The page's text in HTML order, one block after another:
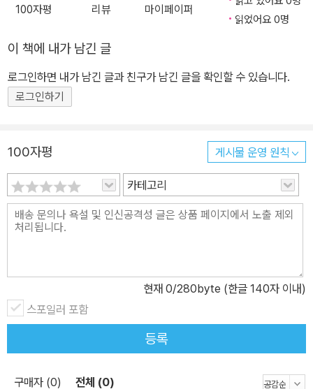
나요? 혹시 ‘아직 글을 잘 모르는 어린이가 읽는 책’이라고 생각하시
그런데 요즘은 성인 독자를 대상으로 하는 그림책도 많이 출간되고
있고, 그림책을 읽는 성인 독자의 수도 늘었습니다. 여러 사회적 역할
을 해내며 자신을 포장하고, 감정을 억누르고 살아가는 어른들에게
작가는 그림책을 권합니다. 이 책은 영유아 교재 연구원이자 한 아이
지닌 위로의 힘을 전하는 에세이입니다. 처음에는 어린이들을 위해
읽기 시작한 그림책인데, 지친 마음을 위로받고 살아가는 힘을 얻은
것은 작가 자신이었습니다. 세대를 아우르는 그림책의 매력에 푹 빠
진 저자는 다양한 공간에서 그림책 강연을 진행하며 그림책을 사랑하
는 어른들과 꾸준히 소통해 왔습니다. 그리고 이미 그림책에 관심이
다. 그러나 지금 내가 처한 상황을 이해하고, 나도 미처 알지 못했던
나의 마음을 들여다보는 데 도움을 주는 그림책들이 있습니다. 작가
는 그림책을 읽는 어른들이 더 많아지기를 바라며, 그리고 독자가 자
신에게 꼭 필요한 그림책을 찾을 수 있기를 바라며 이 책을 썼습니다.
를 따라 그림책의 세계로 떠나 보세요. 마음에 닿는 한 장면, 한 구절
100자평 리뷰 마이페이퍼
읽었어요 0명
이 책에 내가 남긴 글
로그인하면 내가 남긴 글과 친구가 남긴 글을 확인할 수 있습니다.
로그인하기
100자평 게시물 운영 원칙
카테고리
현재 0/280byte (한글 140자 이내)
스포일러 포함
등록
구매자 (0) 전체 (0)